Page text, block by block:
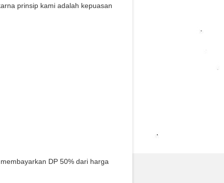
prinsip kami adalah kepuasan
DP 50% dari harga